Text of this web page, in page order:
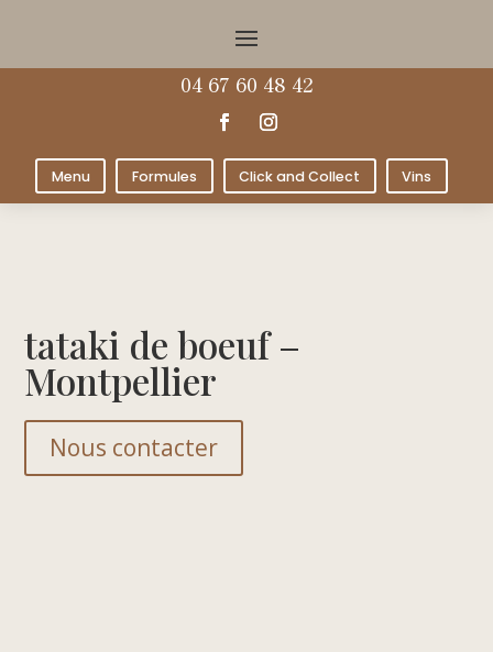
04 67 60 48 42
Menu Formules Click and Collect Vins
tataki de boeuf –
Montpellier
Nous contacter